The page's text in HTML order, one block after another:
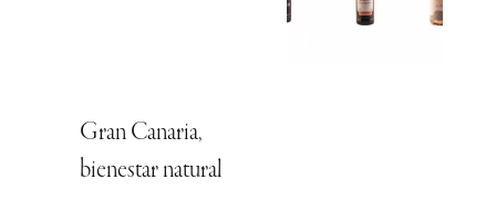
Gran Canaria,
bienestar natural